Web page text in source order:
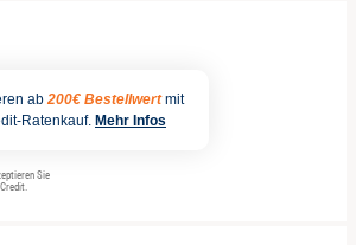
ab 200€ Bestellwert mit
Ratenkauf. Mehr Infos
Sie